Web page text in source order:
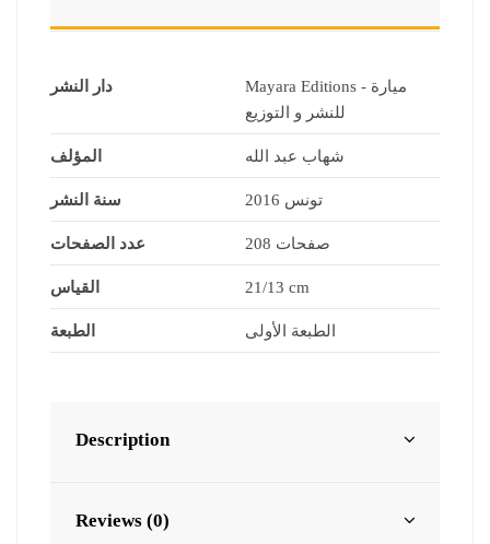
دار النشر
Mayara Editions - ميارة
للنشر و التوزيع
المؤلف شهاب عبد الله
سنة النشر تونس 2016
عدد الصفحات 208 صفحات
القياس 21/13 cm
الطبعة الطبعة الأولى
Description
Reviews (0)